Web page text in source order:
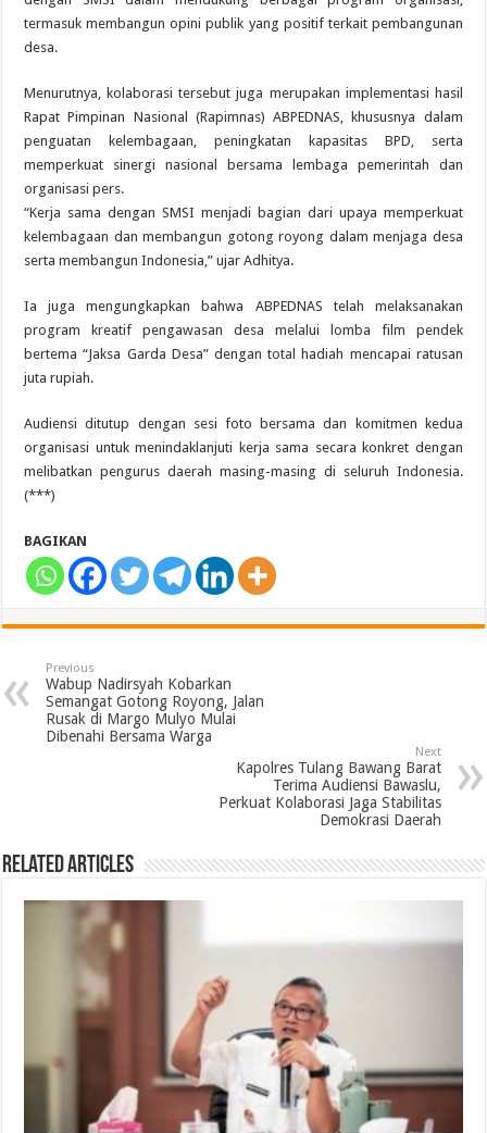
termasuk membangun opini publik yang positif terkait pembangunan
desa.
Menurutnya, kolaborasi tersebut juga merupakan implementasi hasil
Rapat Pimpinan Nasional (Rapimnas) ABPEDNAS, khususnya dalam
penguatan kelembagaan, peningkatan kapasitas BPD, serta
memperkuat sinergi nasional bersama lembaga pemerintah dan
organisasi pers.
“Kerja sama dengan SMSI menjadi bagian dari upaya memperkuat
kelembagaan dan membangun gotong royong dalam menjaga desa
serta membangun Indonesia,” ujar Adhitya.
Ia juga mengungkapkan bahwa ABPEDNAS telah melaksanakan
program kreatif pengawasan desa melalui lomba film pendek
bertema “Jaksa Garda Desa” dengan total hadiah mencapai ratusan
juta rupiah.
Audiensi ditutup dengan sesi foto bersama dan komitmen kedua
organisasi untuk menindaklanjuti kerja sama secara konkret dengan
melibatkan pengurus daerah masing-masing di seluruh Indonesia.
(***)
BAGIKAN
Previous
Wabup Nadirsyah Kobarkan
Semangat Gotong Royong, Jalan
Rusak di Margo Mulyo Mulai
Dibenahi Bersama Warga
Next
Kapolres Tulang Bawang Barat
Terima Audiensi Bawaslu,
Perkuat Kolaborasi Jaga Stabilitas
Demokrasi Daerah
Related Articles